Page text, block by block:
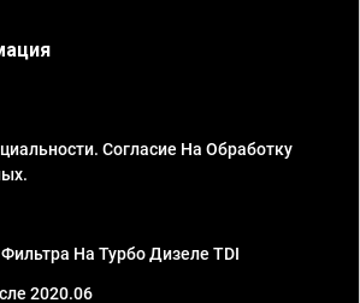
Согласие На Обработку
На Турбо Дизеле TDI
2020.06